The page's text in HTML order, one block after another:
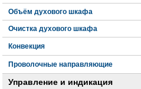
Объём духового шкафа
Очистка духового шкафа
Конвекция
Проволочные направляющие
Управление и индикация